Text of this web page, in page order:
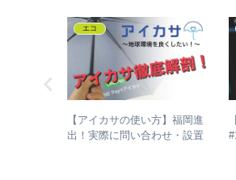
エコ
【アイカサの使い方】福岡進
出！実際に問い合わせ・設置